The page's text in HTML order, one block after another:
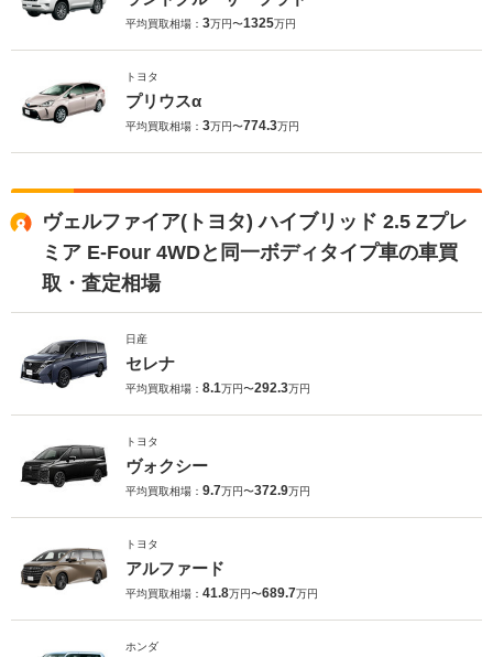
平均買取相場： 3万円〜1325万円
トヨタ
プリウスα
平均買取相場： 3万円〜774.3万円
ヴェルファイア(トヨタ) ハイブリッド 2.5 Zプレ
ミア E-Four 4WDと同一ボディタイプ車の車買
取・査定相場
日産
セレナ
平均買取相場： 8.1万円〜292.3万円
トヨタ
ヴォクシー
平均買取相場： 9.7万円〜372.9万円
トヨタ
アルファード
平均買取相場： 41.8万円〜689.7万円
ホンダ